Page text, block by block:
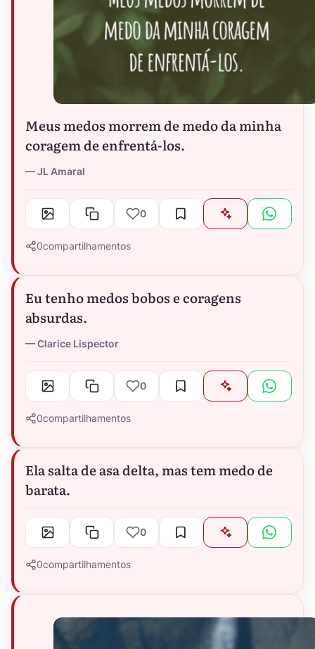
Meus medos morrem de medo da minha
coragem de enfrentá-los.
JL Amaral
0
0compartilhamentos
Eu tenho medos bobos e coragens
absurdas.
Clarice Lispector
0
0compartilhamentos
Ela salta de asa delta, mas tem medo de
barata.
0
0compartilhamentos